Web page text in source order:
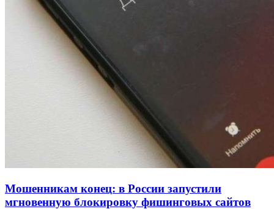
Сладкий праздник в Волгограде: в Центральном
парке прошёл фестиваль „Арбузный переполох“
Волгоградские компании нарастили экспорт:
заключены контракты на 3,6 млн долларов
Мошенникам конец: в России запустили
мгновенную блокировку фишинговых сайтов